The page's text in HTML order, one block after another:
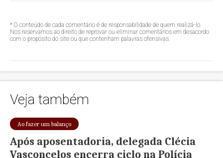
* O conteúdo de cada comentário é de responsabilidade de quem realizá-lo.
Nos reservamos ao direito de reprovar ou eliminar comentários em desacordo
com o propósito do site ou que contenham palavras ofensivas.
Veja também
Ao fazer um balanço
Após aposentadoria, delegada Clécia
Vasconcelos encerra ciclo na Polícia